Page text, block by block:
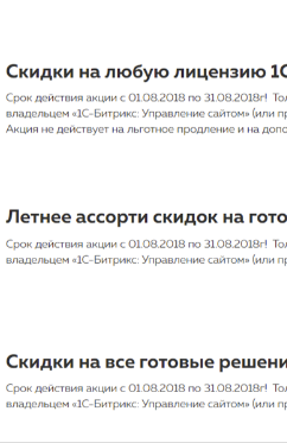
назвали
завтраком
лишь в том случае, если
и отдавать
без добавления